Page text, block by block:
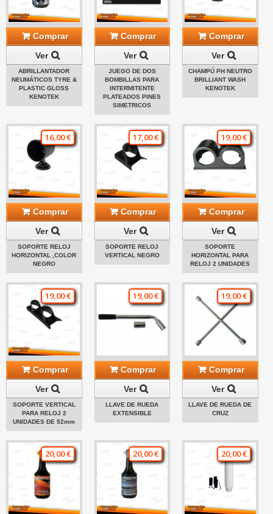
Comprar
Ver
ABRILLANTADOR
NEUMÁTICOS TYRE &
PLASTIC GLOSS
KENOTEK
Comprar
Ver
JUEGO DE DOS
BOMBILLAS PARA
INTERMITENTE
PLATEADOS PINES
SIMETRICOS
Comprar
Ver
CHAMPÚ PH NEUTRO
BRILLIANT WASH
KENOTEK
16,00 €
Comprar
Ver
SOPORTE RELOJ
HORIZONTAL ,COLOR
NEGRO
17,00 €
Comprar
Ver
SOPORTE RELOJ
VERTICAL NEGRO
19,00 €
Comprar
Ver
SOPORTE
HORIZONTAL PARA
RELOJ 2 UNIDADES
19,00 €
Comprar
Ver
SOPORTE VERTICAL
PARA RELOJ 2
UNIDADES DE 52mm
19,00 €
Comprar
Ver
LLAVE DE RUEDA
EXTENSIBLE
19,00 €
Comprar
Ver
LLAVE DE RUEDA DE
CRUZ
20,00 € 20,00 € 20,00 €